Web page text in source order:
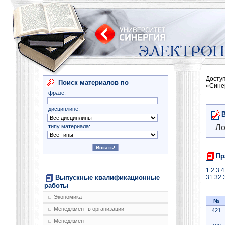
Поиск материалов по
фразе:
дисциплине:
типу материала:
Выпускные квалификационные
работы
Экономика
Менеджмент в организации
Менеджмент
1 2 3 4
31 32
№
421